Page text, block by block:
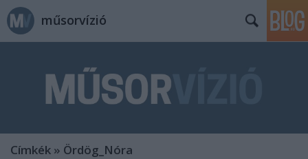
műsorvízió
Címkék » Ördög_Nóra